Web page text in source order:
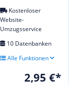
Kostenloser
Website-
Umzugsservice
10 Datenbanken
Alle Funktionen
2,95 €*